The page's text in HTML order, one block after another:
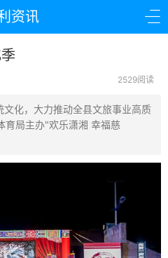
资讯
2529阅读
文化，大力推动全县文旅事业高质
育局主办"欢乐潇湘 幸福慈